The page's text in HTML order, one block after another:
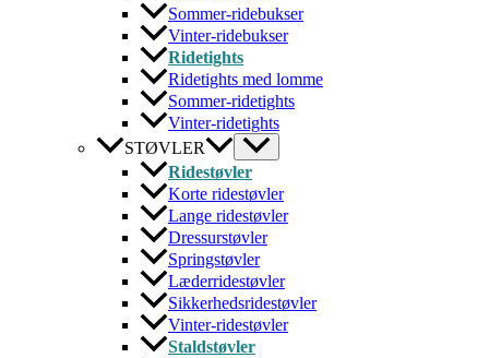
Sommer-ridebukser
Vinter-ridebukser
Ridetights
Ridetights med lomme
Sommer-ridetights
Vinter-ridetights
STØVLER
Ridestøvler
Korte ridestøvler
Lange ridestøvler
Dressurstøvler
Springstøvler
Læderridestøvler
Sikkerhedsridestøvler
Vinter-ridestøvler
Staldstøvler